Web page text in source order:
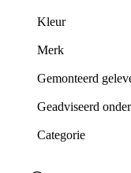
Kleur
Merk
Gemonteerd
Geadviseerd
Categorie